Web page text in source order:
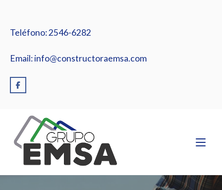
contenido
Teléfono: 2546-6282
Email: info@constructoraemsa.com